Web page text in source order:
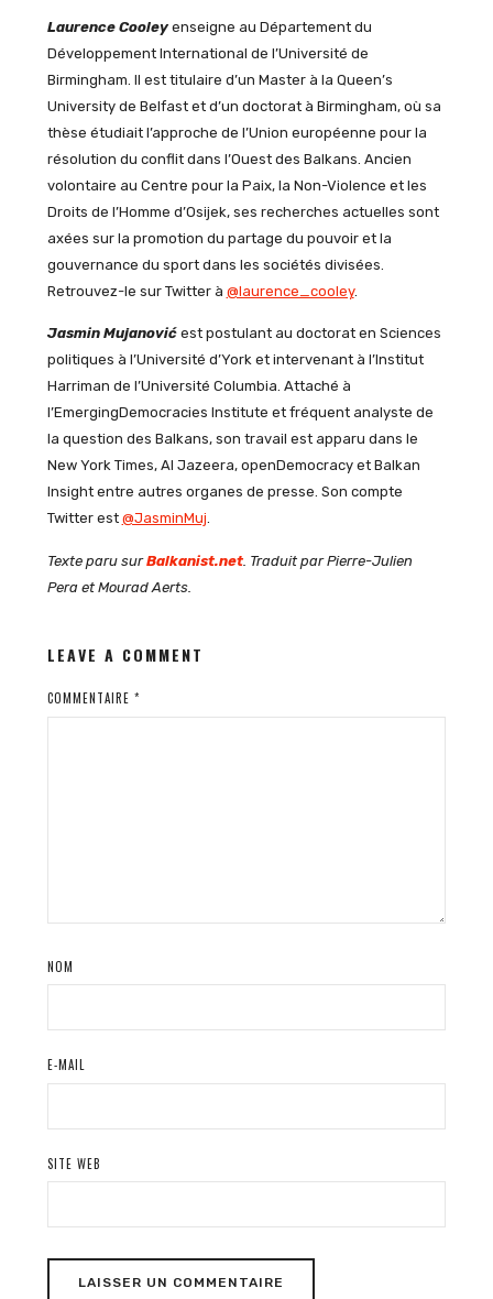
Laurence Cooleyenseigne au Département du
Développement International de l’Université de
Birmingham. Il est titulaire d’un Master à la Queen’s
University de Belfast et d’un doctorat à Birmingham, où sa
thèse étudiait l’approche de l’Union européenne pour la
résolution du conflit dans l’Ouest des Balkans. Ancien
volontaire au Centre pour la Paix, la Non-Violence et les
Droits de l’Homme d’Osijek, ses recherches actuelles sont
axées sur la promotion du partage du pouvoir et la
gouvernance du sport dans les sociétés divisées.
Retrouvez-le sur Twitter à @laurence_cooley.
Jasmin Mujanovićest postulant au doctorat en Sciences
politiques à l’Université d’York et intervenant à l’Institut
Harriman de l’Université Columbia. Attaché à
l’EmergingDemocracies Institute et fréquent analyste de
la question des Balkans, son travail est apparu dans le
New York Times, Al Jazeera, openDemocracy et Balkan
Insight entre autres organes de presse. Son compte
Twitter est @JasminMuj.
Texte paru surBalkanist.net. Traduit par Pierre-Julien
Pera et Mourad Aerts.
LEAVE A COMMENT
COMMENTAIRE *
NOM
E-MAIL
SITE WEB